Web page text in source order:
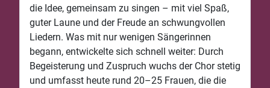
die Idee, gemeinsam zu singen – mit viel Spaß,
guter Laune und der Freude an schwungvollen
Liedern. Was mit nur wenigen Sängerinnen
begann, entwickelte sich schnell weiter: Durch
Begeisterung und Zuspruch wuchs der Chor stetig
und umfasst heute rund 20–25 Frauen, die die